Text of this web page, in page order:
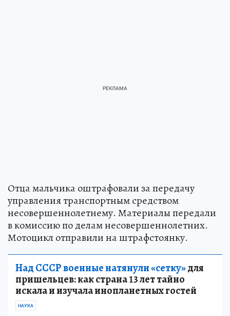
Отца мальчика оштрафовали за передачу
управления транспортным средством
несовершеннолетнему. Материалы передали
в комиссию по делам несовершеннолетних.
Мотоцикл отправили на штрафстоянку.
Над СССР военные натянули «сетку»для
пришельцев: как страна 13 лет тайно
искала и изучала инопланетных гостей
НАУКА